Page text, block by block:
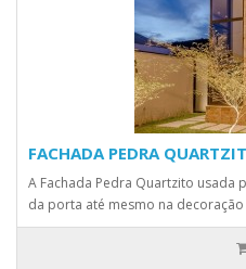
FACHADA PEDRA
A Fachada Pedra Quartzito usada
da porta até mesmo na decoração